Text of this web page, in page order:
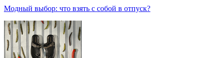
Модный выбор: что взять с собой в отпуск?